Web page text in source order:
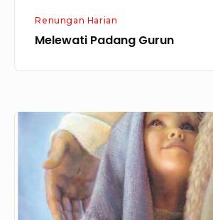
Renungan Harian
Melewati Padang Gurun
Perlindungan
Tuhan